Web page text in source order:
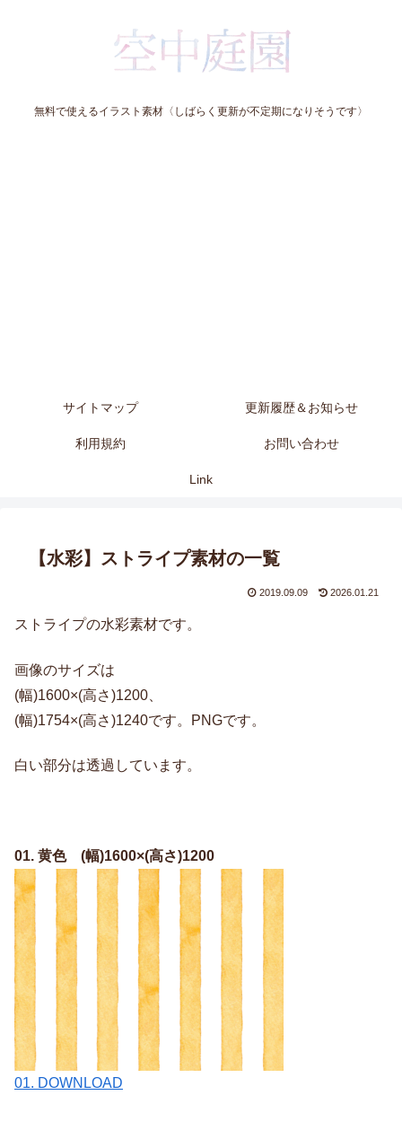
無料で使えるイラスト素材〈しばらく更新が不定期になりそうです〉
サイトマップ 更新履歴＆お知らせ
利用規約 お問い合わせ
Link
【水彩】ストライプ素材の一覧
2019.09.09 2026.01.21
ストライプの水彩素材です。
画像のサイズは
(幅)1600×(高さ)1200、
(幅)1754×(高さ)1240です。PNGです。
白い部分は透過しています。
01. 黄色 (幅)1600×(高さ)1200
01. DOWNLOAD